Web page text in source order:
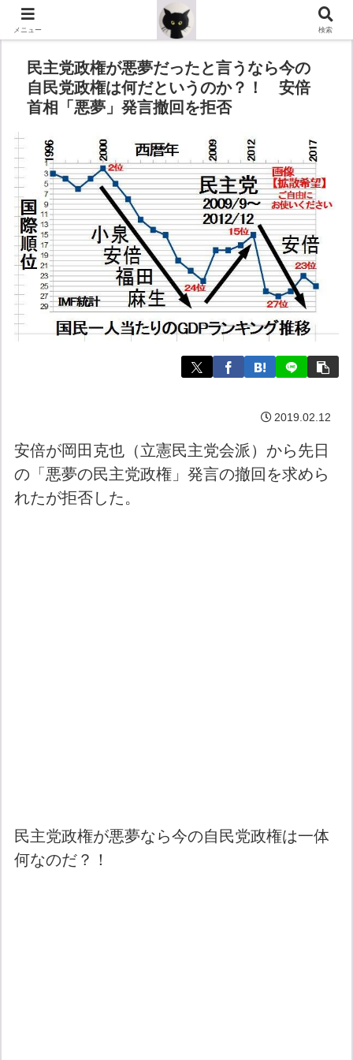
民主党政権が悪夢だったと言うなら今の
自民党政権は何だというのか？！ 安倍
首相「悪夢」発言撤回を拒否
2019.02.12
安倍が岡田克也（立憲民主党会派）から先日
の「悪夢の民主党政権」発言の撤回を求めら
れたが拒否した。
民主党政権が悪夢なら今の自民党政権は一体
何なのだ？！
メニュー 検索